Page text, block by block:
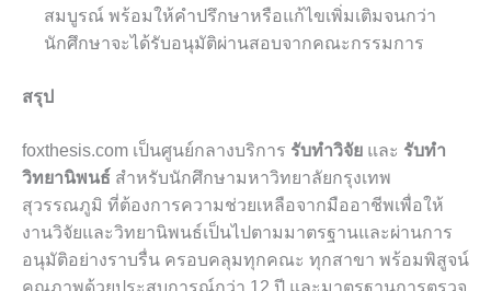
สมบูรณ์ พร้อมให้คำปรึกษาหรือแก้ไขเพิ่มเติมจนกว่า
นักศึกษาจะได้รับอนุมัติผ่านสอบจากคณะกรรมการ
สรุป
foxthesis.com เป็นศูนย์กลางบริการ รับทำวิจัย และ รับทำ
วิทยานิพนธ์ สำหรับนักศึกษามหาวิทยาลัยกรุงเทพ
สุวรรณภูมิ ที่ต้องการความช่วยเหลือจากมืออาชีพเพื่อให้
งานวิจัยและวิทยานิพนธ์เป็นไปตามมาตรฐานและผ่านการ
อนุมัติอย่างราบรื่น ครอบคลุมทุกคณะ ทุกสาขา พร้อมพิสูจน์